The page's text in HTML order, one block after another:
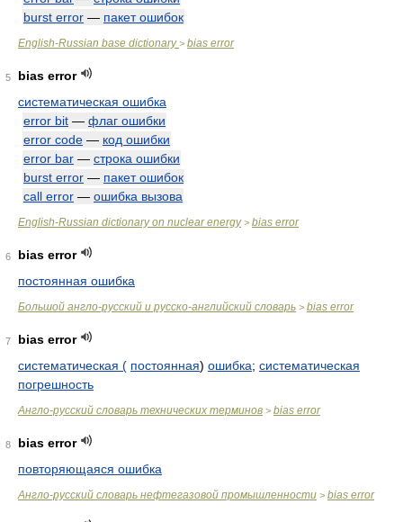
burst error — пакет ошибок
English-Russian base dictionary> bias error
5
bias error
систематическая ошибка
error bit — флаг ошибки
error code — код ошибки
error bar — строка ошибки
burst error — пакет ошибок
call error — ошибка вызова
English-Russian dictionary on nuclear energy> bias error
6
bias error
постоянная ошибка
Большой англо-русский и русско-английский словарь > bias error
7
bias error
систематическая ( постоянная) ошибка; систематическая
погрешность
Англо-русский словарь технических терминов > bias error
8
bias error
повторяющаяся ошибка
Англо-русский словарь нефтегазовой промышленности > bias error